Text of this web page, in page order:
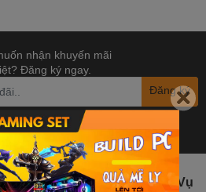
nhận khuyến mãi
Đăng ký ngay.
Đăng ký
Phát Triển Thương Mại Dịch Vụ